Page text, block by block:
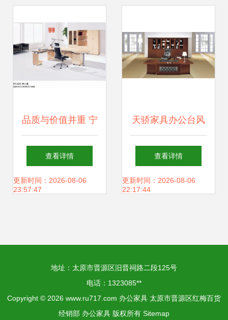
品质与价值并重 宁
波康泰办公家具厂
大班桌与主席办公
查看详情
更新时间：2026-08-06
23:57:47
天骄家具办公台风
采 品质与美学的完
美融合
查看详情
更新时间：2026-08-06
22:17:44
地址：太原市晋源区旧晋祠路二段125号
电话：1323085**
Copyright © 2026 www.ru717.com 办公家具 太原市晋源区红梅百货
经销部 办公家具 版权所有 Sitemap